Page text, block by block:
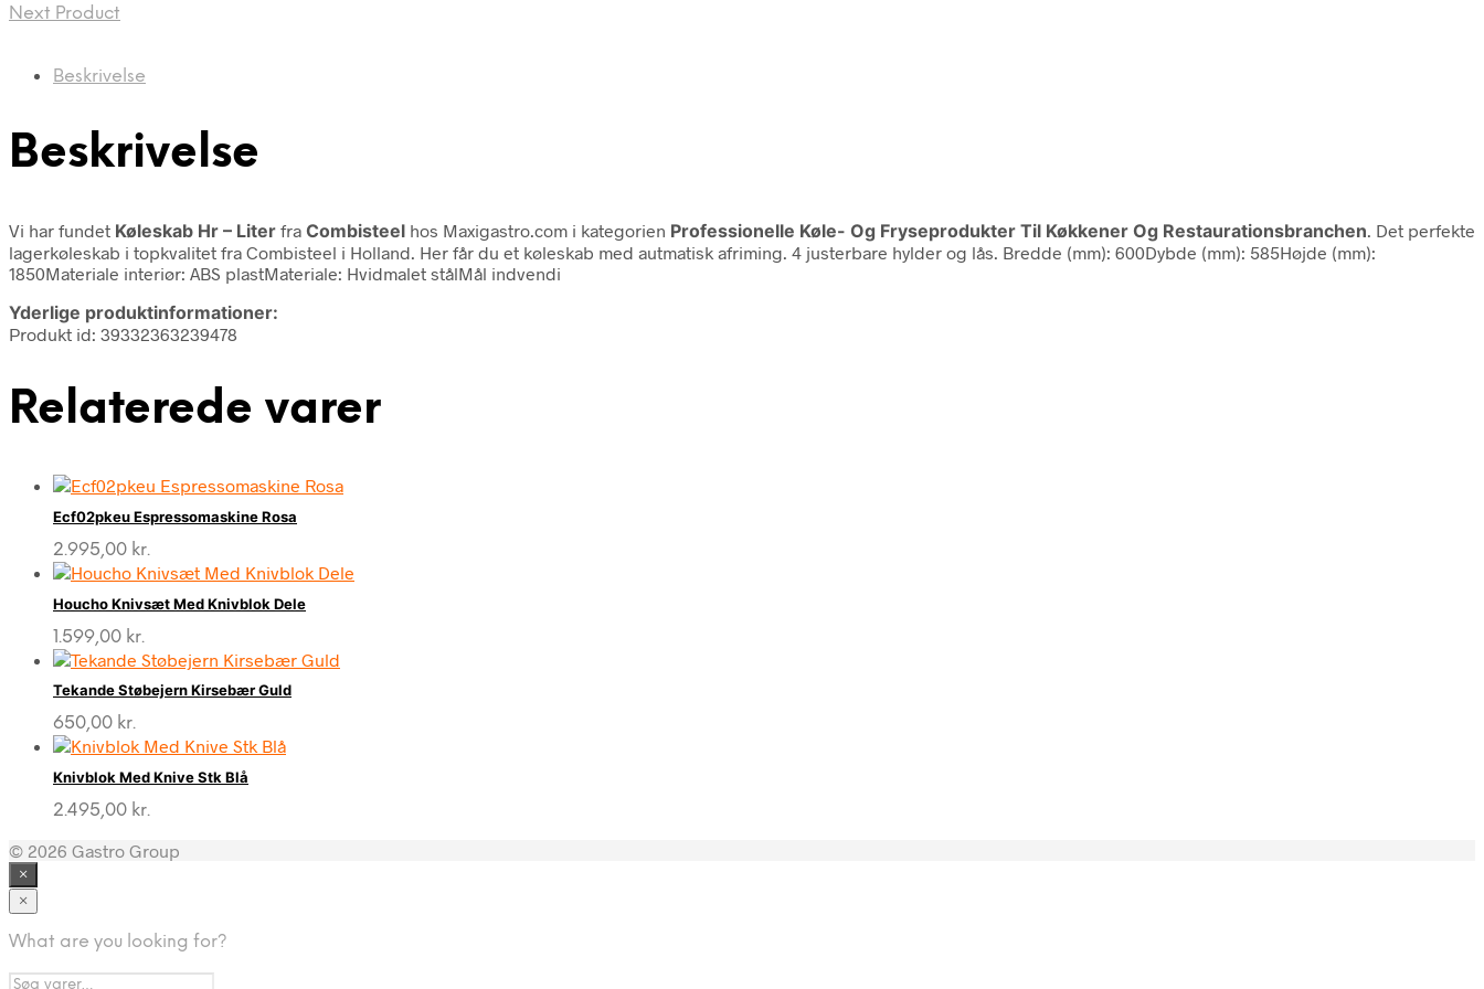
Next Product
Beskrivelse
Beskrivelse
Vi har fundet Køleskab Hr – Liter fra Combisteel hos Maxigastro.com i kategorien Professionelle Køle- Og Fryseprodukter Til Køkkener Og Restaurationsbranchen . Det perfekte
lagerkøleskab i topkvalitet fra Combisteel i Holland. Her får du et køleskab med autmatisk afriming. 4 justerbare hylder og lås. Bredde (mm): 600Dybde (mm): 585Højde (mm):
1850Materiale interiør: ABS plastMateriale: Hvidmalet stålMål indvendi
Yderlige produktinformationer:
Produkt id: 39332363239478
Relaterede varer
Ecf02pkeu Espressomaskine Rosa
2.995,00 kr.
Houcho Knivsæt Med Knivblok Dele
1.599,00 kr.
Tekande Støbejern Kirsebær Guld
650,00 kr.
Knivblok Med Knive Stk Blå
2.495,00 kr.
© 2026 Gastro Group
×
×
What are you looking for?